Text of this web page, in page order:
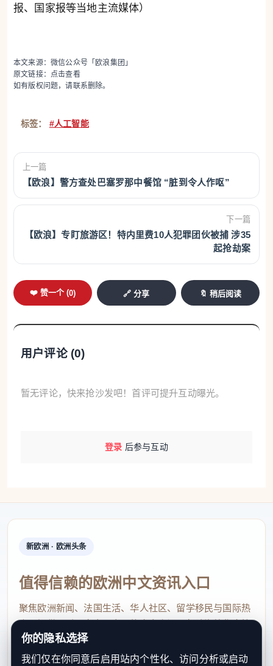
报、国家报等当地主流媒体）
本文来源：微信公众号「欧浪集团」
原文链接： 点击查看
如有版权问题，请联系删除。
标签： #人工智能
上一篇
【欧浪】警方查处巴塞罗那中餐馆 “脏到令人作呕”
下一篇
【欧浪】专盯旅游区！特内里费10人犯罪团伙被捕 涉35
起抢劫案
❤️ 赞一个 (0) 🔗 分享 🔖 稍后阅读
用户评论 (0)
暂无评论，快来抢沙发吧！首评可提升互动曝光。
登录 后参与互动
新欧洲 · 欧洲头条
值得信赖的欧洲中文资讯入口
聚焦欧洲新闻、法国生活、华人社区、留学移民与国际热
点，提供及时、真实、实用的中文资讯，帮助海外华人快
速了解欧洲动态。
你的隐私选择
我们仅在你同意后启用站内个性化、访问分析或启动